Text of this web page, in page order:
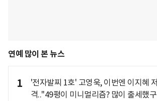
연예 많이 본 뉴스
1
'전자발찌 1호' 고영욱, 이번엔 이지혜 저
격.."49평이 미니멀리즘? 많이 출세했구